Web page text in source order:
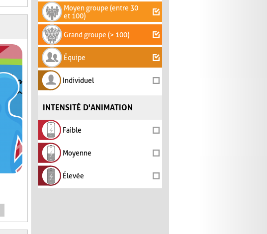
Moyen groupe (entre 30
et 100)
Grand groupe (> 100)
Équipe
Individuel
INTENSITÉ D'ANIMATION
Faible
Moyenne
Élevée